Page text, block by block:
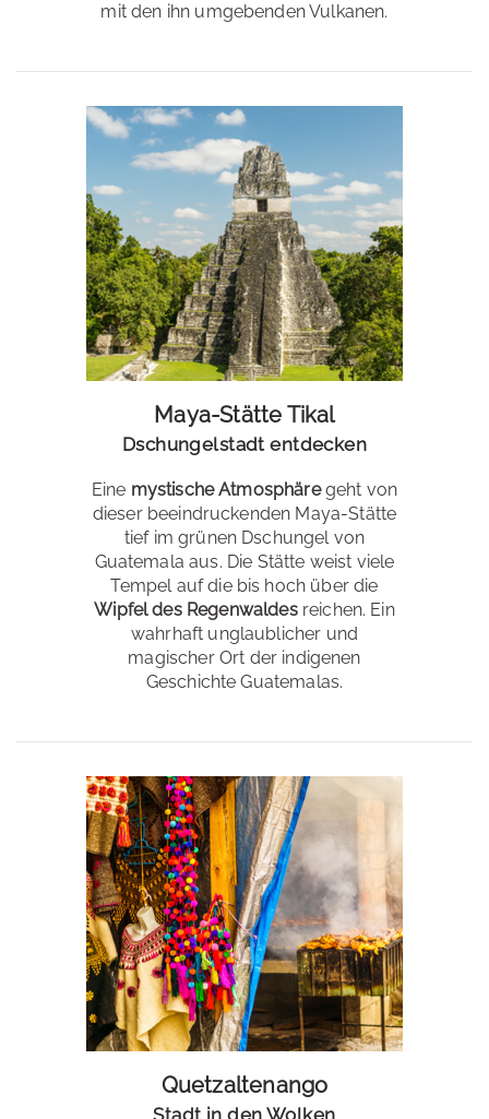
mit den ihn umgebenden Vulkanen.
Maya-Stätte Tikal
Dschungelstadt entdecken
Eine mystische Atmosphäregeht von
dieser beeindruckenden Maya-Stätte
tief im grünen Dschungel von
Guatemala aus. Die Stätte weist viele
Tempel auf die bis hoch über die
Wipfel des Regenwaldesreichen. Ein
wahrhaft unglaublicher und
magischer Ort der indigenen
Geschichte Guatemalas.
Quetzaltenango
Stadt in den Wolken